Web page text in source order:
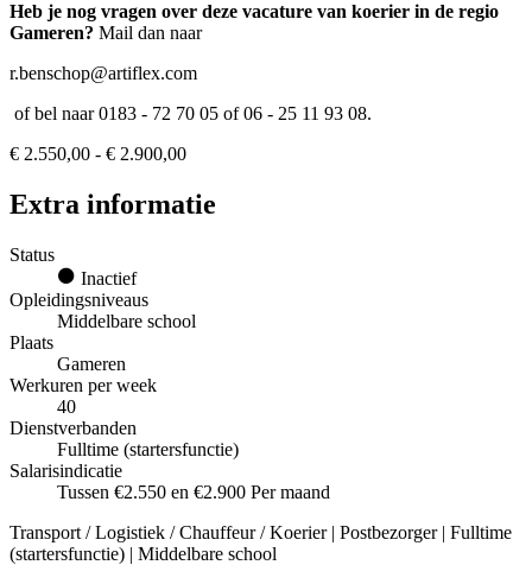
Heb je nog vragen over deze vacature van koerier in de regio
Gameren? Mail dan naar
r.benschop@artiflex.com
of bel naar 0183 - 72 70 05 of 06 - 25 11 93 08.
€ 2.550,00 - € 2.900,00
Extra informatie
Status
Inactief
Opleidingsniveaus
Middelbare school
Plaats
Gameren
Werkuren per week
40
Dienstverbanden
Fulltime (startersfunctie)
Salarisindicatie
Tussen €2.550 en €2.900 Per maand
Transport / Logistiek / Chauffeur / Koerier | Postbezorger | Fulltime
(startersfunctie) | Middelbare school